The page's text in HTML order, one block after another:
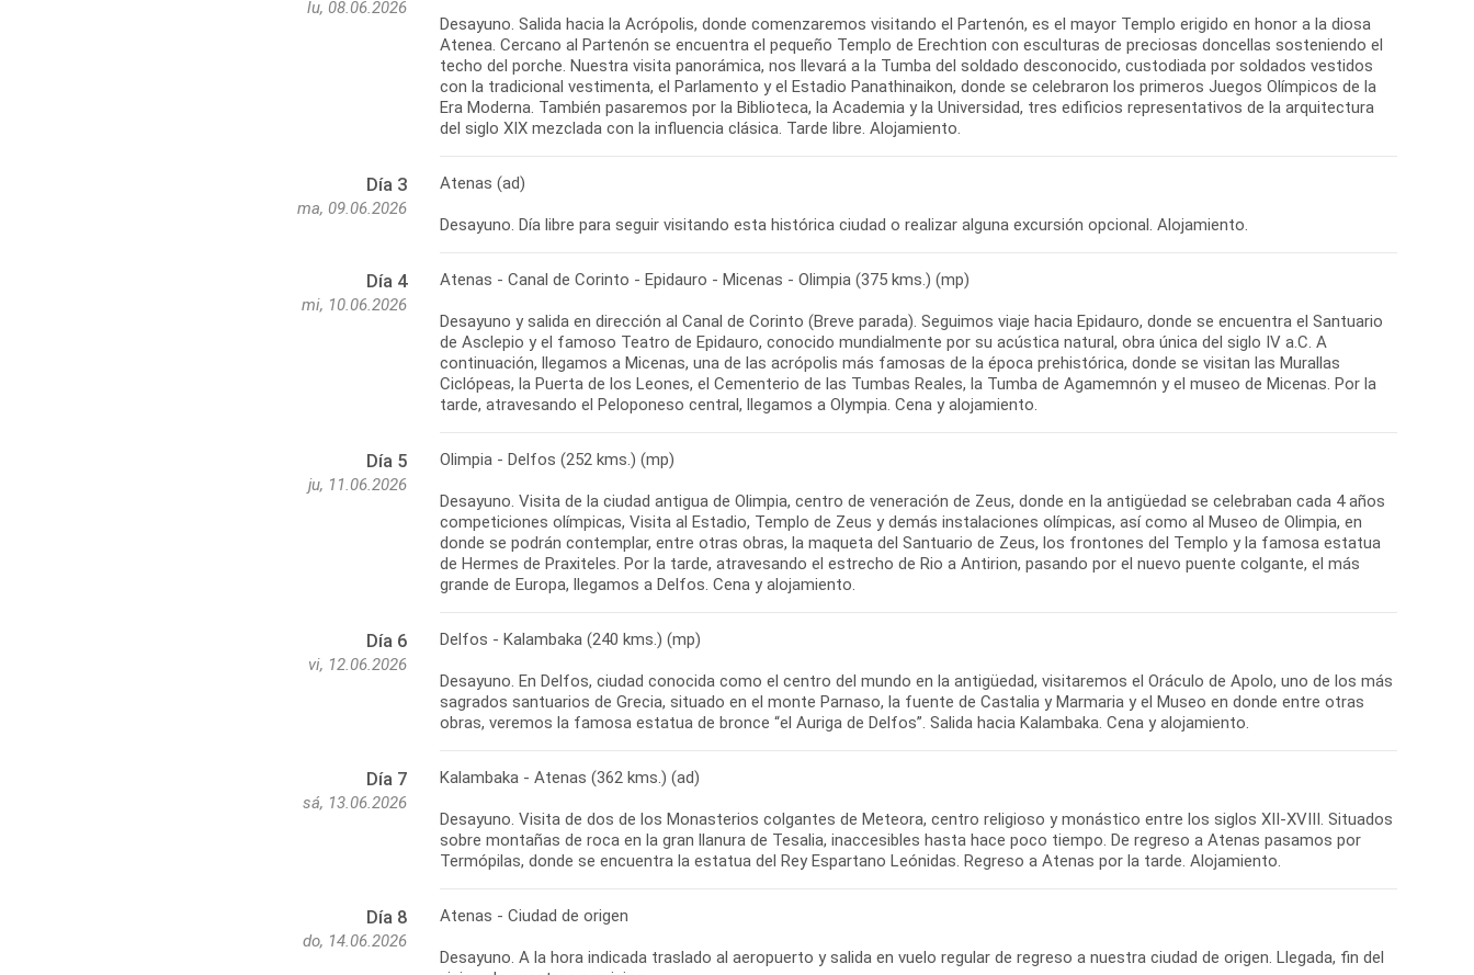
lu, 08.06.2026
Desayuno. Salida hacia la Acrópolis, donde comenzaremos visitando el Partenón, es el mayor Templo erigido en honor a la diosa
Atenea. Cercano al Partenón se encuentra el pequeño Templo de Erechtion con esculturas de preciosas doncellas sosteniendo el
techo del porche. Nuestra visita panorámica, nos llevará a la Tumba del soldado desconocido, custodiada por soldados vestidos
con la tradicional vestimenta, el Parlamento y el Estadio Panathinaikon, donde se celebraron los primeros Juegos Olímpicos de la
Era Moderna. También pasaremos por la Biblioteca, la Academia y la Universidad, tres edificios representativos de la arquitectura
Día 3
ma, 09.06.2026
Atenas (ad)
Día 4
mi, 10.06.2026
Atenas - Canal de Corinto - Epidauro - Micenas - Olimpia (375 kms.) (mp)
Desayuno y salida en dirección al Canal de Corinto (Breve parada). Seguimos viaje hacia Epidauro, donde se encuentra el Santuario
de Asclepio y el famoso Teatro de Epidauro, conocido mundialmente por su acústica natural, obra única del siglo IV a.C. A
continuación, llegamos a Micenas, una de las acrópolis más famosas de la época prehistórica, donde se visitan las Murallas
Ciclópeas, la Puerta de los Leones, el Cementerio de las Tumbas Reales, la Tumba de Agamemnón y el museo de Micenas. Por la
Día 5
ju, 11.06.2026
Olimpia - Delfos (252 kms.) (mp)
Desayuno. Visita de la ciudad antigua de Olimpia, centro de veneración de Zeus, donde en la antigüedad se celebraban cada 4 años
competiciones olímpicas, Visita al Estadio, Templo de Zeus y demás instalaciones olímpicas, así como al Museo de Olimpia, en
donde se podrán contemplar, entre otras obras, la maqueta del Santuario de Zeus, los frontones del Templo y la famosa estatua
de Hermes de Praxiteles. Por la tarde, atravesando el estrecho de Rio a Antirion, pasando por el nuevo puente colgante, el más
Día 6
vi, 12.06.2026
Delfos - Kalambaka (240 kms.) (mp)
Desayuno. En Delfos, ciudad conocida como el centro del mundo en la antigüedad, visitaremos el Oráculo de Apolo, uno de los más
sagrados santuarios de Grecia, situado en el monte Parnaso, la fuente de Castalia y Marmaria y el Museo en donde entre otras
Día 7
sá, 13.06.2026
Kalambaka - Atenas (362 kms.) (ad)
Desayuno. Visita de dos de los Monasterios colgantes de Meteora, centro religioso y monástico entre los siglos XII-XVIII. Situados
sobre montañas de roca en la gran llanura de Tesalia, inaccesibles hasta hace poco tiempo. De regreso a Atenas pasamos por
Día 8
do, 14.06.2026
Atenas - Ciudad de origen
Desayuno. A la hora indicada traslado al aeropuerto y salida en vuelo regular de regreso a nuestra ciudad de origen. Llegada, fin del